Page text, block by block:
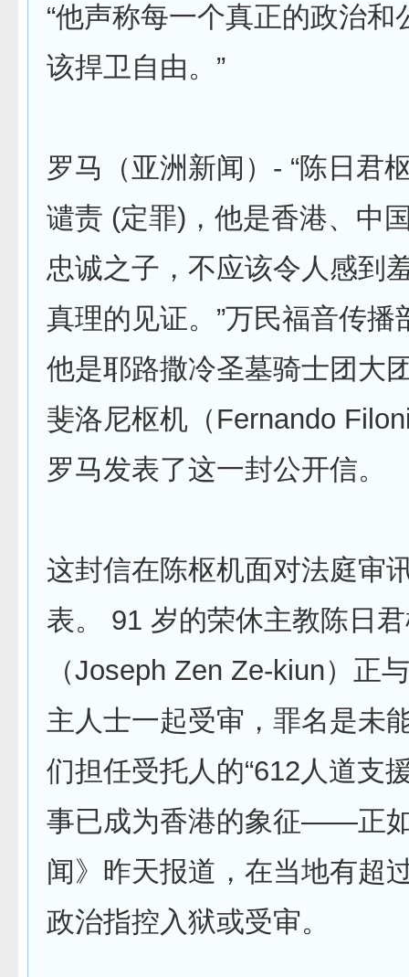
“他声称每一个真正的政治和
该捍卫自由。”
罗马（亚洲新闻）- “陈日君
谴责 (定罪)，他是香港、中
忠诚之子，不应该令人感到
真理的见证。”万民福音传播
他是耶路撒冷圣墓骑士团大
斐洛尼枢机（Fernando
罗马发表了这一封公开信。
这封信在陈枢机面对法庭审
表。 91 岁的荣休主教陈日
（Joseph Zen Ze-kiun）正
主人士一起受审，罪名是未
们担任受托人的“612人道支
事已成为香港的象征——正
闻》昨天报道，在当地有超
政治指控入狱或受审。